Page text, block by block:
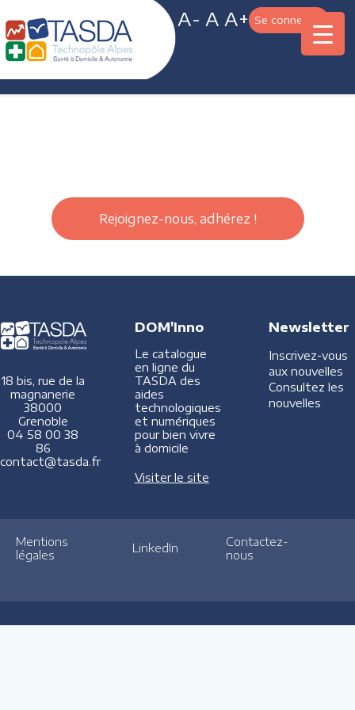
A- A A+ Se connecter
Rejoignez-nous, adhérez !
18 bis, rue de la
magnanerie
38000
Grenoble
04 58 00 38
86
contact@tasda.fr
DOM'Inno
Le catalogue
en ligne du
TASDA des
aides
technologiques
et numériques
pour bien vivre
à domicile
Visiter le site
Newsletter
Inscrivez-vous
aux nouvelles
Consultez les
nouvelles
Mentions
légales
LinkedIn
Contactez-
nous